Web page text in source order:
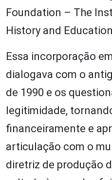
Foundation – The
History and
Essa incorporação
dialogava com o
de 1990 e os
legitimidade,
financeiramente e
articulação com o
diretriz de produção